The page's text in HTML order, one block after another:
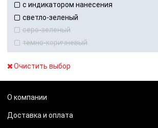
с индикатором нанесения
светло-зеленый
серо-зеленый
темно-коричневый
Очистить выбор
О компании
Доставка и оплата